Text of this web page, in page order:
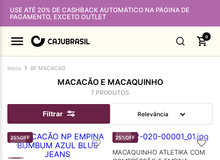
USE ATÉ 20% DE CASHBACK AUTOMÁTICO NA PÁGINA DE
PAGAMENTO, EXCETO OUTLET
0
BF MACACAO
MACACÃO E MACAQUINHO
7 PRODUTOS
Filtrar Relevância
25%OFF 25%OFF
MACAQUINHO ATLETIKA COM